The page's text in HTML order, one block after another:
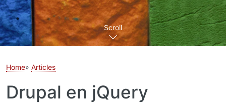
Scroll
Home Articles
Drupal en jQuery